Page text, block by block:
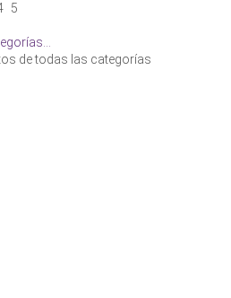
5
de todas las categorías